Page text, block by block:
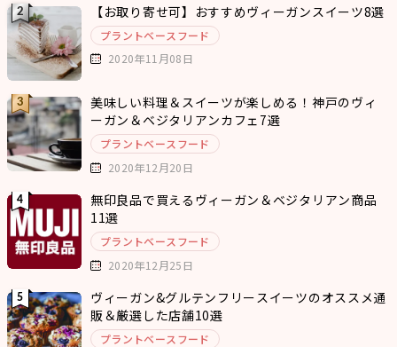
【お取り寄せ可】おすすめヴィーガンスイーツ8選
プラントベースフード
2020年11月08日
美味しい料理＆スイーツが楽しめる！神戸のヴィ
ーガン＆ベジタリアンカフェ7選
プラントベースフード
2020年12月20日
無印良品で買えるヴィーガン＆ベジタリアン商品
11選
プラントベースフード
2020年12月25日
ヴィーガン&グルテンフリースイーツのオススメ通
販＆厳選した店舗10選
プラントベースフード